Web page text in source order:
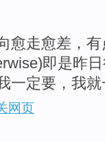
愈走愈差，有
即是昨
一定要，我
网页